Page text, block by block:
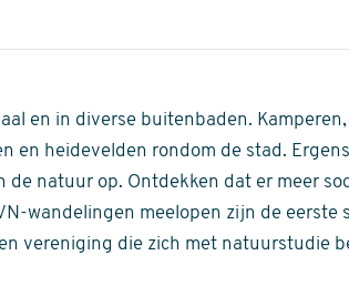
en in diverse buitenbaden.
en heidevelden rondom de stad.
de natuur op. Ontdekken dat er meer
wandelingen meelopen zijn de eerste
vereniging die zich met natuurstudie